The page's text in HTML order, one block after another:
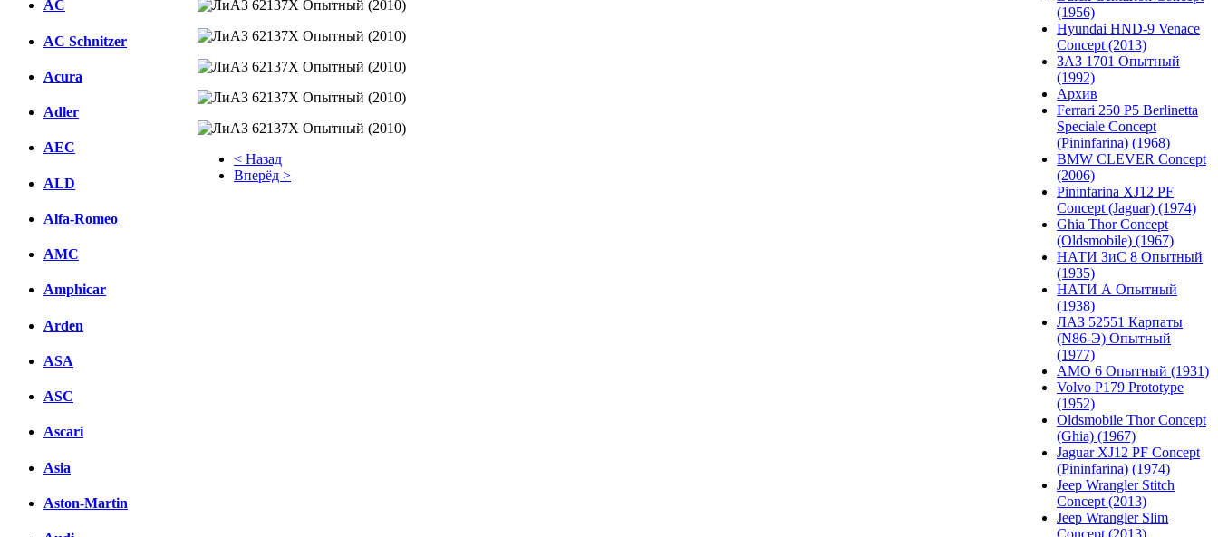
AC
AC Schnitzer
Acura
Adler
AEC
ALD
Alfa-Romeo
AMC
Amphicar
Arden
ASA
ASC
Ascari
Asia
Aston-Martin
< Назад
Вперёд >
(1956)
Hyundai HND-9 Venace
Concept (2013)
ЗАЗ 1701 Опытный
(1992)
Архив
Ferrari 250 P5 Berlinetta
Speciale Concept
(Pininfarina) (1968)
BMW CLEVER Concept
(2006)
Pininfarina XJ12 PF
Concept (Jaguar) (1974)
Ghia Thor Concept
(Oldsmobile) (1967)
НАТИ ЗиС 8 Опытный
(1935)
НАТИ А Опытный
(1938)
ЛАЗ 52551 Карпаты
(N86-Э) Опытный
(1977)
АМО 6 Опытный (1931)
Volvo P179 Prototype
(1952)
Oldsmobile Thor Concept
(Ghia) (1967)
Jaguar XJ12 PF Concept
(Pininfarina) (1974)
Jeep Wrangler Stitch
Concept (2013)
Jeep Wrangler Slim